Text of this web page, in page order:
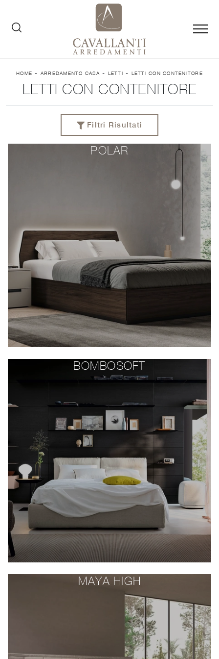
HOME - ARREDAMENTO CASA - LETTI - LETTI CON CONTENITORE
LETTI CON CONTENITORE
Filtri Risultati
POLAR
BOMBOSOFT
MAYA HIGH